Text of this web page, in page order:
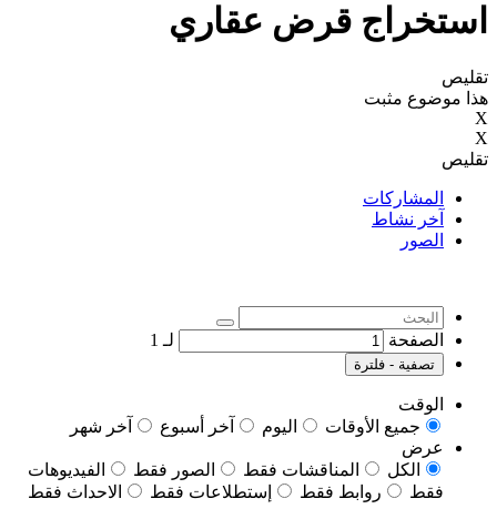
استخراج قرض عقاري
تقليص
هذا موضوع مثبت
X
X
تقليص
المشاركات
آخر نشاط
الصور
الصفحة لـ 1
تصفية - فلترة
الوقت
جميع الأوقات
اليوم آخر أسبوع
آخر شهر
عرض
الكل
المناقشات فقط الصور فقط
الفيديوهات
فقط
روابط فقط إستطلاعات فقط الاحداث فقط